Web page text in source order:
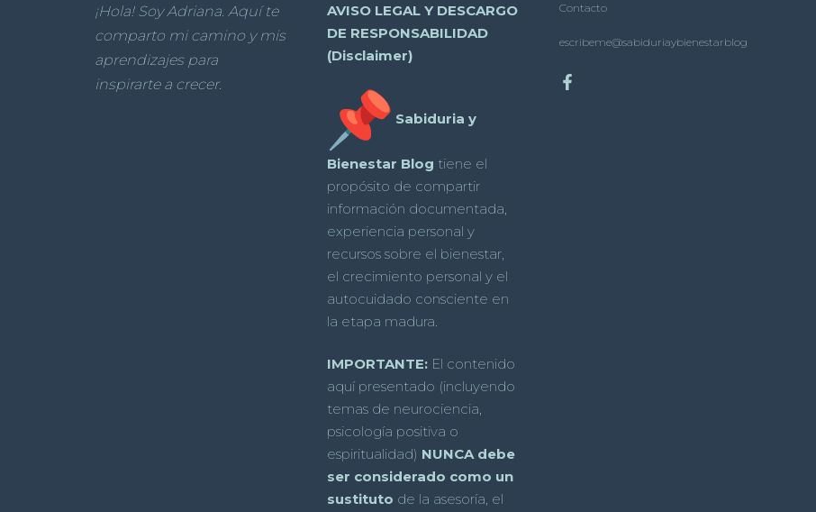
¡Hola! Soy Adriana. Aquí te
comparto mi camino y mis
aprendizajes para
inspirarte a crecer.
AVISO LEGAL Y DESCARGO
DE RESPONSABILIDAD
(Disclaimer)
Sabiduria y
Bienestar Blog tiene el
propósito de compartir
información documentada,
experiencia personal y
recursos sobre el bienestar,
el crecimiento personal y el
autocuidado consciente en
la etapa madura.
IMPORTANTE: El contenido
aquí presentado (incluyendo
temas de neurociencia,
psicología positiva o
espiritualidad) NUNCA debe
ser considerado como un
sustituto de la asesoría, el
Contacto
escribeme@sabiduriaybienestarblog